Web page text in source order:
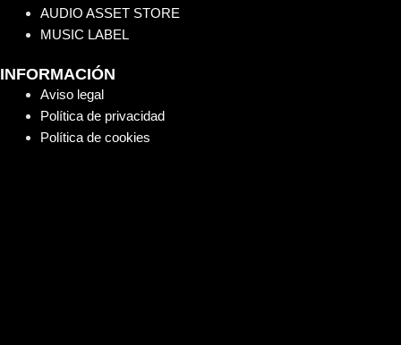
AUDIO ASSET STORE
MUSIC LABEL
INFORMACIÓN
Aviso legal
Política de privacidad
Política de cookies